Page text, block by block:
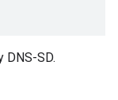
DNS-SD.